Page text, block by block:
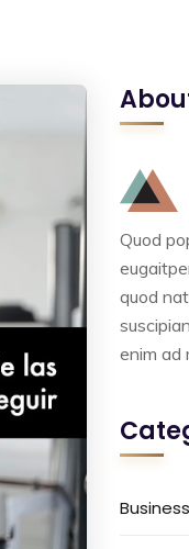
Quod
quod
enim ad
Business